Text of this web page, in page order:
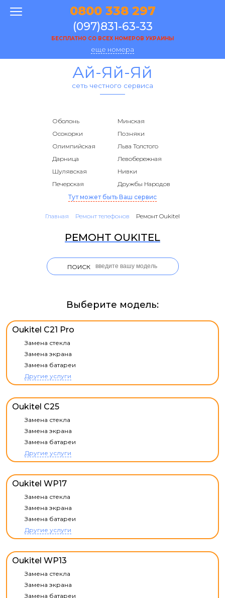
0800 338 297
(097)831-63-33
БЕСПЛАТНО СО ВСЕХ НОМЕРОВ УКРАИНЫ
еще номера
Ай-Яй-Яй
сеть честного сервиса
Оболонь
Минская
Осокорки
Позняки
Олимпийская
Льва Толстого
Дарница
Левобережная
Шулявская
Нивки
Печерская
Дружбы Народов
Тут может быть Ваш сервис
Главная Ремонт телефонов Ремонт Oukitel
РЕМОНТ OUKITEL
ПОИСК
Выберите модель:
Oukitel C21 Pro
Замена стекла
Замена экрана
Замена батареи
Другие услуги
Oukitel C25
Замена стекла
Замена экрана
Замена батареи
Другие услуги
Oukitel WP17
Замена стекла
Замена экрана
Замена батареи
Другие услуги
Oukitel WP13
Замена стекла
Замена экрана
Замена батареи